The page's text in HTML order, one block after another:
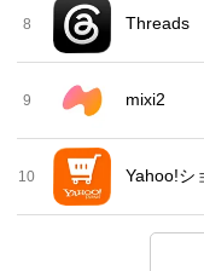
8 Threads
9 mixi2
10 Yahoo!シ